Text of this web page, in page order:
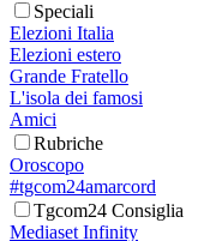
Speciali
Elezioni Italia
Elezioni estero
Grande Fratello
L'isola dei famosi
Amici
Rubriche
Oroscopo
#tgcom24amarcord
Tgcom24 Consiglia
Mediaset Infinity